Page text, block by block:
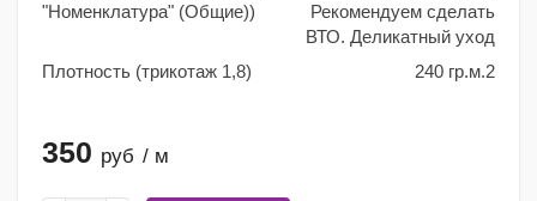
"Номенклатура" (Общие))
Рекомендуем сделать
ВТО. Деликатный уход
Плотность (трикотаж 1,8)
240 гр.м.2
350 руб / м